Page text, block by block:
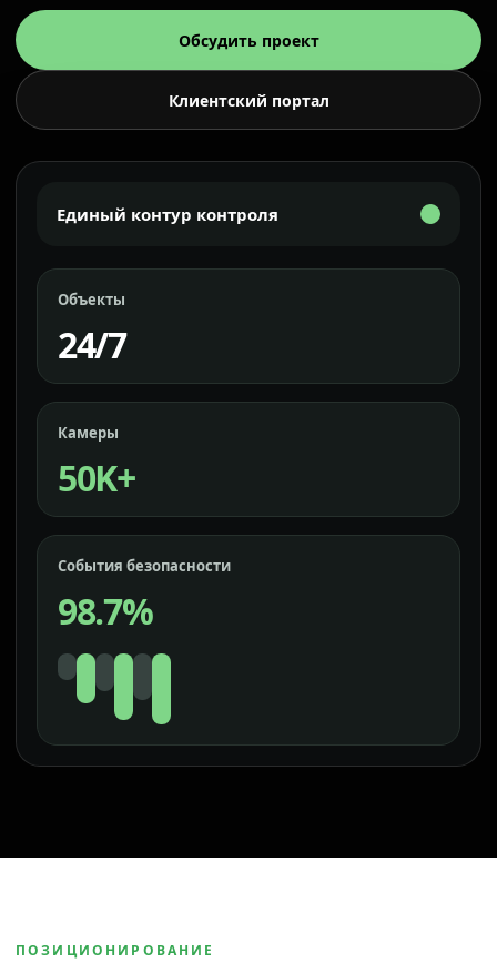
Обсудить проект
Клиентский портал
Единый контур контроля
Объекты
24/7
Камеры
50K+
События безопасности
98.7%
ПОЗИЦИОНИРОВАНИЕ